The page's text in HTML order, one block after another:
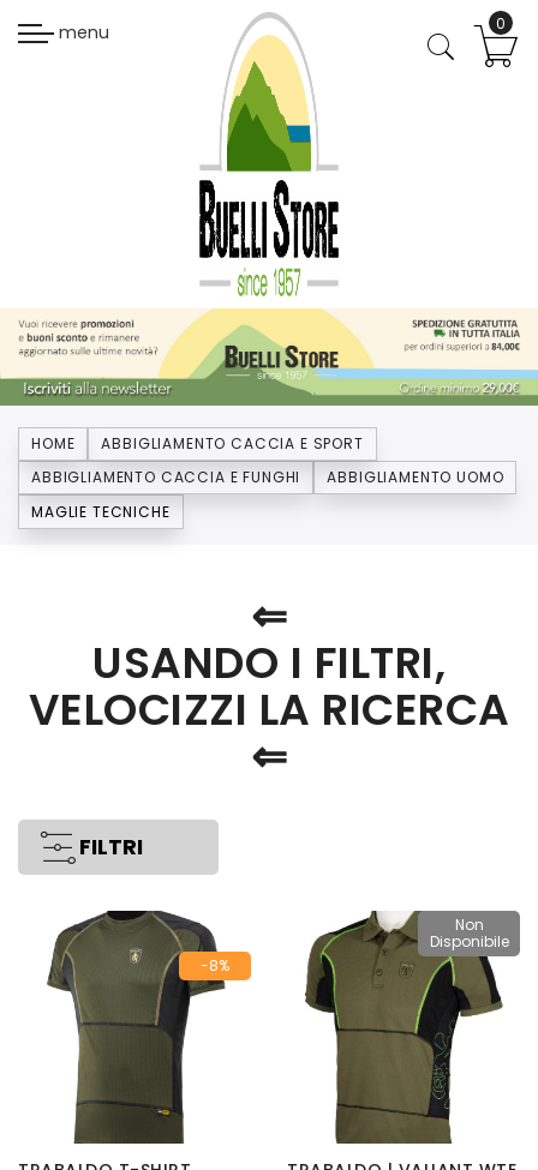
menu
HOME
ABBIGLIAMENTO CACCIA E SPORT
ABBIGLIAMENTO CACCIA E FUNGHI
ABBIGLIAMENTO UOMO
MAGLIE TECNICHE
⇐
USANDO I FILTRI,
VELOCIZZI LA RICERCA
⇐
FILTRI
-8%
Non
Disponibile